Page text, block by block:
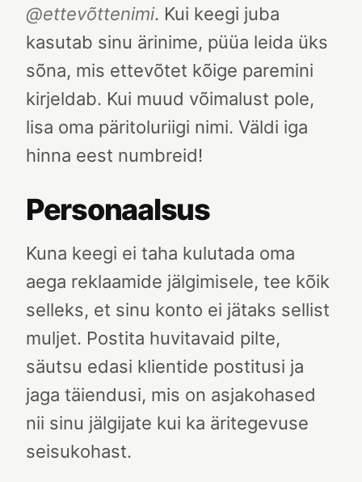
@ettevõttenimi. Kui keegi juba
kasutab sinu ärinime, püüa leida üks
sõna, mis ettevõtet kõige paremini
kirjeldab. Kui muud võimalust pole,
lisa oma päritoluriigi nimi. Väldi iga
hinna eest numbreid!
Personaalsus
Kuna keegi ei taha kulutada oma
aega reklaamide jälgimisele, tee kõik
selleks, et sinu konto ei jätaks sellist
muljet. Postita huvitavaid pilte,
säutsu edasi klientide postitusi ja
jaga täiendusi, mis on asjakohased
nii sinu jälgijate kui ka äritegevuse
seisukohast.